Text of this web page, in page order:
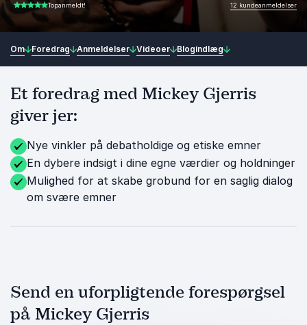
5.00 ud af 5Topanmeldt! 12 kundeanmeldelser
Om Foredrag Anmeldelser Videoer Blogindlæg
Et foredrag med Mickey Gjerris
giver jer:
Nye vinkler på debatholdige og etiske emner
En dybere indsigt i dine egne værdier og holdninger
Mulighed for at skabe grobund for en saglig dialog
om svære emner
Send en uforpligtende forespørgsel
på Mickey Gjerris